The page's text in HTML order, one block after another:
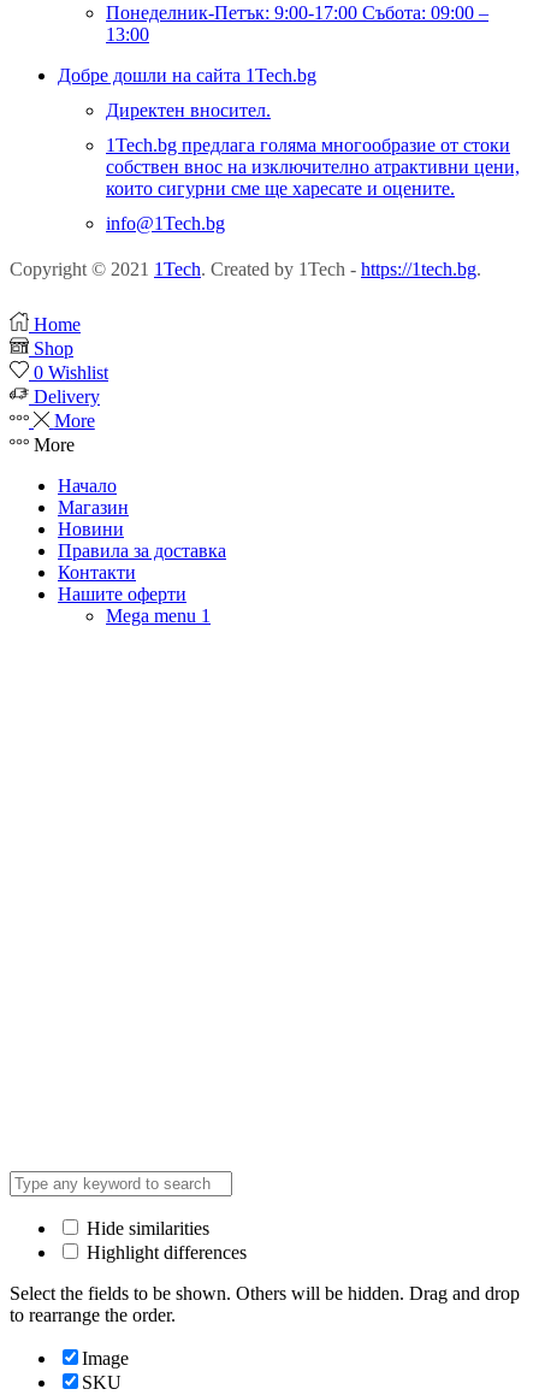
Понеделник-Петък: 9:00-17:00 Събота: 09:00 –
13:00
Добре дошли на сайта 1Tech.bg
Директен вносител.
1Tech.bg предлага голяма многообразие от стоки
собствен внос на изключително атрактивни цени,
които сигурни сме ще харесате и оцените.
info@1Tech.bg
Copyright © 2021 1Tech. Created by 1Tech - https://1tech.bg.
Home
Shop
0 Wishlist
Delivery
More
More
Начало
Магазин
Новини
Правила за доставка
Контакти
Нашите оферти
Mega menu 1
Hide similarities
Highlight differences
Select the fields to be shown. Others will be hidden. Drag and drop
to rearrange the order.
Image
SKU